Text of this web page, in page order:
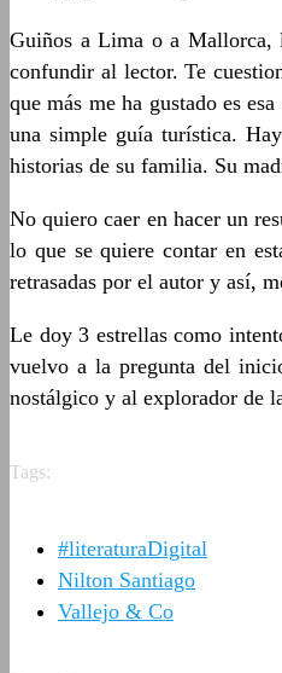
Guiños a Lima o a Mallorca,
confundir al lector. Te
que más me ha gustado es
una simple guía turística.
historias de su familia. Su
No quiero caer en hacer un
lo que se quiere contar en
retrasadas por el autor y así,
Le doy 3 estrellas como
vuelvo a la pregunta del
nostálgico y al explorador de
Tags:
#literaturaDigital
Nilton Santiago
Vallejo & Co